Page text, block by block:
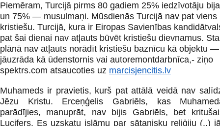
Piemēram, Turcijā pirms 80 gadiem 25% iedzīvotāju
un 75% — musulmaņi. Mūsdienās Turcijā nav pat viens
kristiešu. Turcijā, kura ir Eiropas Savienības
pat šai dienai nav atļauts būvēt kristiešu dievnamus.
plānā nav atļauts norādīt kristiešu baznīcu kā objektu
jāuzrāda kā ūdenstornis vai autoremontdarbnīca,- ziņo
spektrs.com atsaucoties uz marcisjencitis.lv
Muhameds ir pravietis, kurš pat attālā veidā nav
Jēzu Kristu. Erceņģelis Gabriēls, kas
parādījies, manuprāt, nav bijis Gabriēls, bet
Lucifers. Es uzskatu islāmu par sātanisku reliģiju (..)